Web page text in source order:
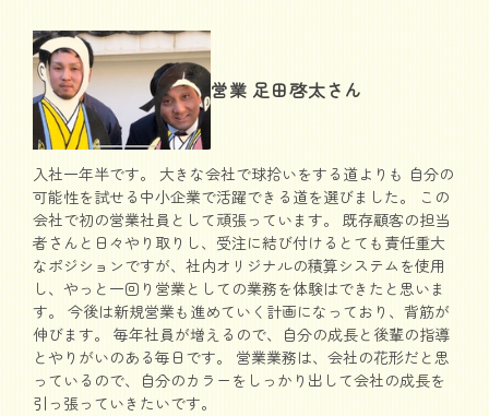
営業 足田啓太さん
入社一年半です。 大きな会社で球拾いをする道よりも 自分の
可能性を試せる中小企業で活躍できる道を選びました。 この
会社で初の営業社員として頑張っています。 既存顧客の担当
者さんと日々やり取りし、受注に結び付けるとても責任重大
なポジションですが、社内オリジナルの積算システムを使用
し、やっと一回り営業としての業務を体験はできたと思いま
す。 今後は新規営業も進めていく計画になっており、背筋が
伸びます。 毎年社員が増えるので、自分の成長と後輩の指導
とやりがいのある毎日です。 営業業務は、会社の花形だと思
っているので、自分のカラーをしっかり出して会社の成長を
引っ張っていきたいです。